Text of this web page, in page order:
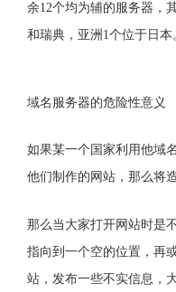
余12个均为辅的服务器，
和瑞典，亚洲1个位于日本
域名服务器的危险性意义
如果某一个国家利用他域
他们制作的网站，那么将
那么当大家打开网站时是
指向到一个空的位置，再
站，发布一些不实信息，